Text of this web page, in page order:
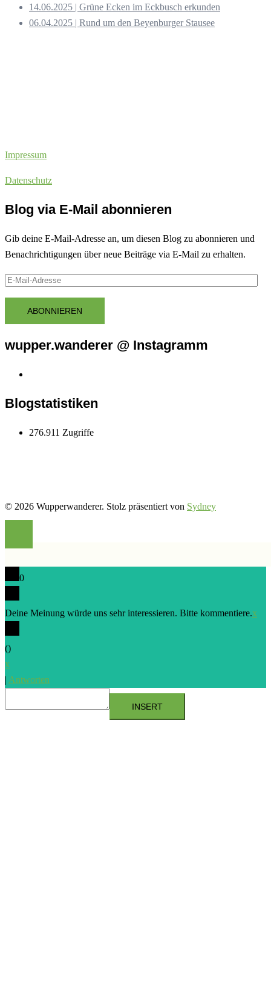
14.06.2025 | Grüne Ecken im Eckbusch erkunden
06.04.2025 | Rund um den Beyenburger Stausee
Impressum
Datenschutz
Blog via E-Mail abonnieren
Gib deine E-Mail-Adresse an, um diesen Blog zu abonnieren und
Benachrichtigungen über neue Beiträge via E-Mail zu erhalten.
E-
AdresseABONNIEREN
wupper.wanderer @ Instagramm
Blogstatistiken
276.911 Zugriffe
© 2026 Wupperwanderer. Stolz präsentiert von Sydney
0
Deine Meinung würde uns sehr interessieren. Bitte kommentiere.x
()
x
| Antworten
INSERT